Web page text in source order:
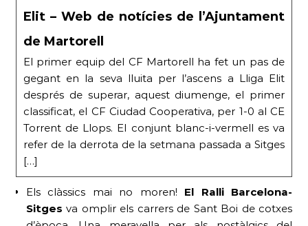
Elit – Web de notícies de l’Ajuntament
de Martorell
El primer equip del CF Martorell ha fet un pas de
gegant en la seva lluita per l’ascens a Lliga Elit
després de superar, aquest diumenge, el primer
classificat, el CF Ciudad Cooperativa, per 1-0 al CE
Torrent de Llops. El conjunt blanc-i-vermell es va
refer de la derrota de la setmana passada a Sitges
[…]
Els clàssics mai no moren! El Ral·li Barcelona-
Sitges va omplir els carrers de Sant Boi de cotxes